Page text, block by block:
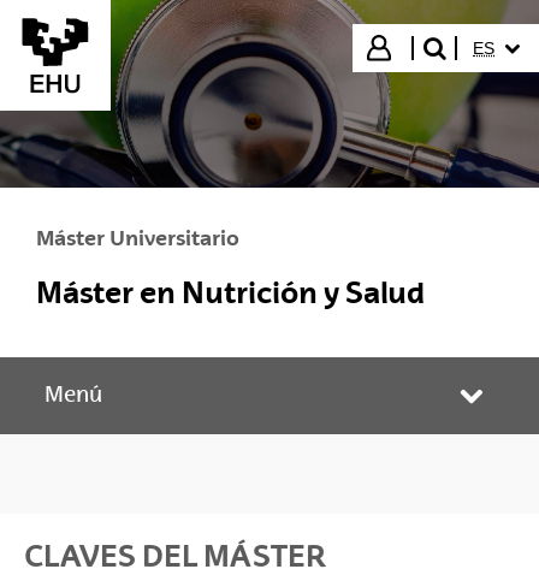
Saltar al contenido principal
Iniciar sesión
buscar"
ES
Máster Universitario
Máster en Nutrición y Salud
Menú
CLAVES DEL MÁSTER